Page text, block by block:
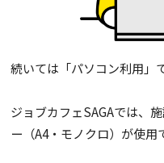
続いては「パソコン利用」で
ジョブカフェSAGAでは、
ー（A4・モノクロ）が使用